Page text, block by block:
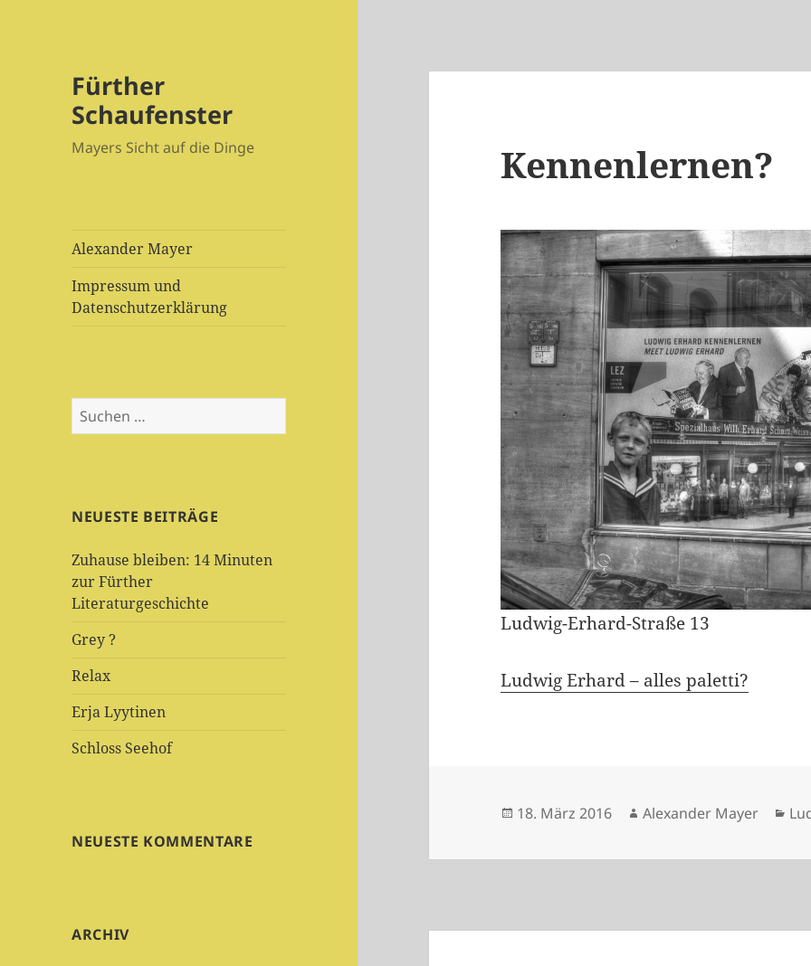
Fürther
Schaufenster
Mayers Sicht auf die Dinge
Alexander Mayer
Impressum und
Datenschutzerklärung
Suchen
nach:
NEUESTE BEITRÄGE
Zuhause bleiben: 14 Minuten
zur Fürther
Literaturgeschichte
Grey ?
Relax
Erja Lyytinen
Schloss Seehof
NEUESTE KOMMENTARE
ARCHIV
Kennenlernen?
Ludwig-Erhard-Straße 13
Ludwig Erhard – alles paletti?
Veröffentlicht
18. März 2016 Autor
Alexander Mayer